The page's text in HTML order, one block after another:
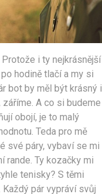
i ty nejkrásnější
hodině tlačí a my si
bot by měl být krásný i
A co si budeme
obojí, je to malý
Teda pro mě
své páry, vybaví se mi
rande. Ty kozačky mi
tenisky? S těmi
pár vypráví svůj